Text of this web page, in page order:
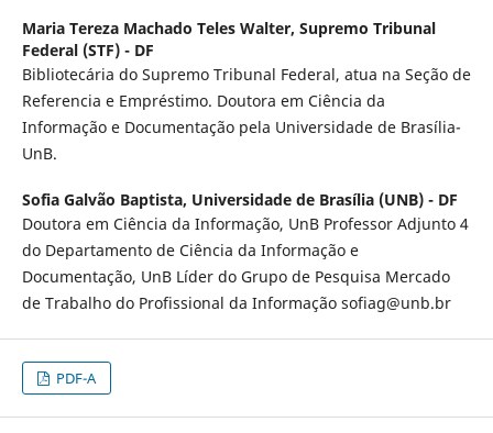
Maria Tereza Machado Teles Walter, Supremo Tribunal
Federal (STF) - DF
Bibliotecária do Supremo Tribunal Federal, atua na Seção de
Referencia e Empréstimo. Doutora em Ciência da
Informação e Documentação pela Universidade de Brasília-
UnB.
Sofia Galvão Baptista, Universidade de Brasília (UNB) - DF
Doutora em Ciência da Informação, UnB Professor Adjunto 4
do Departamento de Ciência da Informação e
Documentação, UnB Líder do Grupo de Pesquisa Mercado
de Trabalho do Profissional da Informação sofiag@unb.br
PDF-A